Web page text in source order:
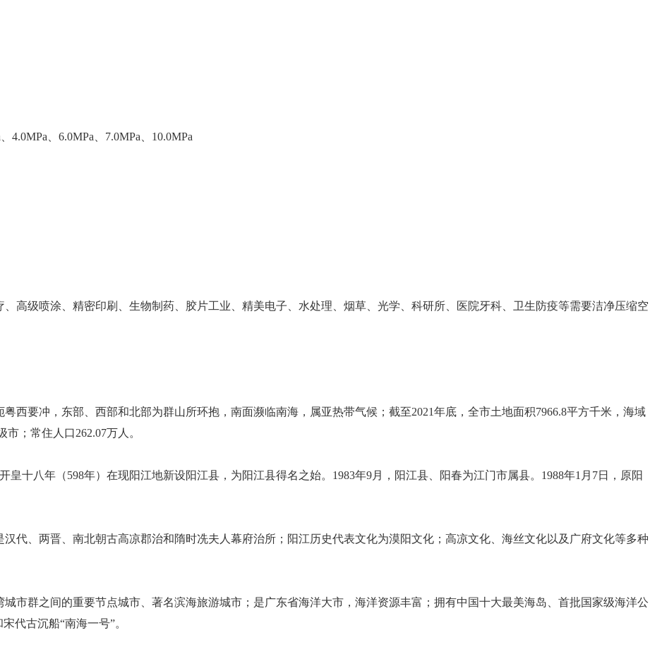
4.0MPa、6.0MPa、7.0MPa、10.0MPa
高级喷涂、精密印刷、生物制药、胶片工业、精美电子、水处理、烟草、光学、科研所、医院牙科、卫生防疫等需要洁净压缩空
西要冲，东部、西部和北部为群山所环抱，南面濒临南海，属亚热带气候；截至2021年底，全市土地面积7966.8平方千米，海域
；常住人口262.07万人。
皇十八年（598年）在现阳江地新设阳江县，为阳江县得名之始。1983年9月，阳江县、阳春为江门市属县。1988年1月7日，原阳
代、两晋、南北朝古高凉郡治和隋时冼夫人幕府治所；阳江历史代表文化为漠阳文化；高凉文化、海丝文化以及广府文化等多种
市群之间的重要节点城市、著名滨海旅游城市；是广东省海洋大市，海洋资源丰富；拥有中国十大最美海岛、首批国家级海洋公
代古沉船“南海一号”。